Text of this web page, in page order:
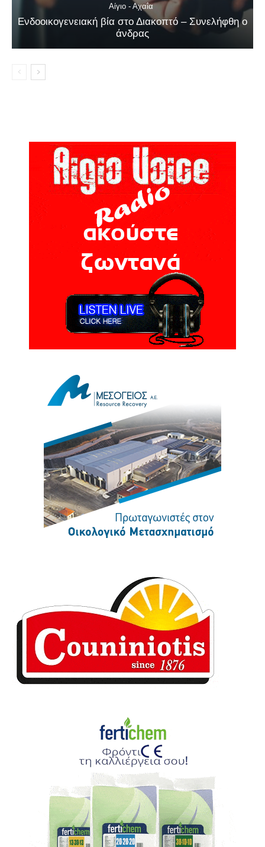
Αίγιο - Αχαΐα
Ενδοοικογενειακή βία στο Διακοπτό – Συνελήφθη ο
άνδρας